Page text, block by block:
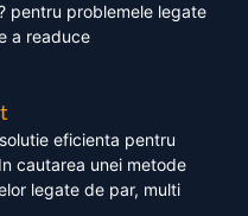
pentru problemele legate
a readuce
eficienta pentru
cautarea unei metode
legate de par, multi